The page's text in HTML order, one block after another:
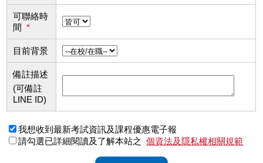
可聯絡時
間 *
目前背景
備註描述
(可備註
LINE ID)
我想收到最新考試資訊及課程優惠電子報
請勾選已詳細閱讀及了解本站之
個資法及隱私權相關規範